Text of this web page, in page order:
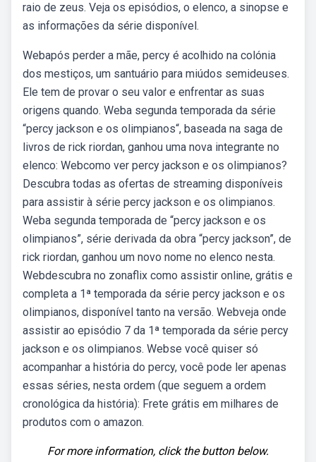
raio de zeus. Veja os episódios, o elenco, a sinopse e
as informações da série disponível.
Webapós perder a mãe, percy é acolhido na colónia
dos mestiços, um santuário para miúdos semideuses.
Ele tem de provar o seu valor e enfrentar as suas
origens quando. Weba segunda temporada da série
“percy jackson e os olimpianos“, baseada na saga de
livros de rick riordan, ganhou uma nova integrante no
elenco: Webcomo ver percy jackson e os olimpianos?
Descubra todas as ofertas de streaming disponíveis
para assistir à série percy jackson e os olimpianos.
Weba segunda temporada de “percy jackson e os
olimpianos”, série derivada da obra “percy jackson”, de
rick riordan, ganhou um novo nome no elenco nesta.
Webdescubra no zonaflix como assistir online, grátis e
completa a 1ª temporada da série percy jackson e os
olimpianos, disponível tanto na versão. Webveja onde
assistir ao episódio 7 da 1ª temporada da série percy
jackson e os olimpianos. Webse você quiser só
acompanhar a história do percy, você pode ler apenas
essas séries, nesta ordem (que seguem a ordem
cronológica da história): Frete grátis em milhares de
produtos com o amazon.
For more information, click the button below.